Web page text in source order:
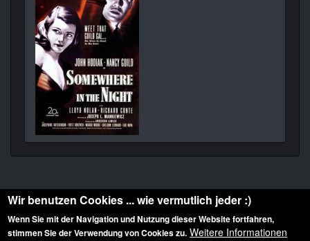
Diese Website ist urheberrechtlich geschützt: © 2010-2026 der Film Noir de. Alle
Wir benutzen Cookies ... wie vermutlich jeder :)
Wenn Sie mit der Navigation und Nutzung dieser Website fortfahren,
stimmen Sie der Verwendung von Cookies zu. Weitere Informationen